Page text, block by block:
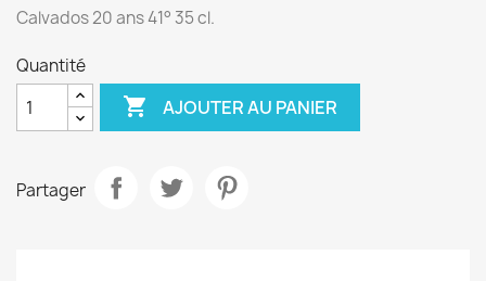
Calvados 20 ans 41° 35 cl.
Quantité
 AJOUTER AU PANIER
Partager